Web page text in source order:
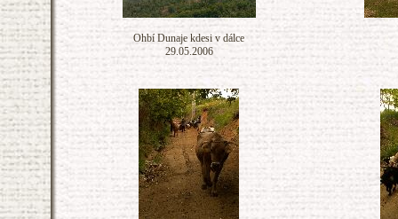
Ohbí Dunaje kdesi v dálce
29.05.2006